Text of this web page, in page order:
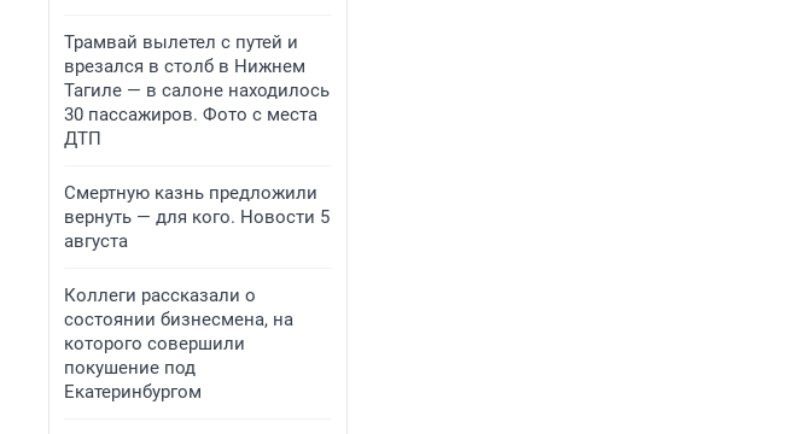
Трамвай вылетел с путей и
врезался в столб в Нижнем
Тагиле — в салоне находилось
30 пассажиров. Фото с места
ДТП
Смертную казнь предложили
вернуть — для кого. Новости 5
августа
Коллеги рассказали о
состоянии бизнесмена, на
которого совершили
покушение под
Екатеринбургом